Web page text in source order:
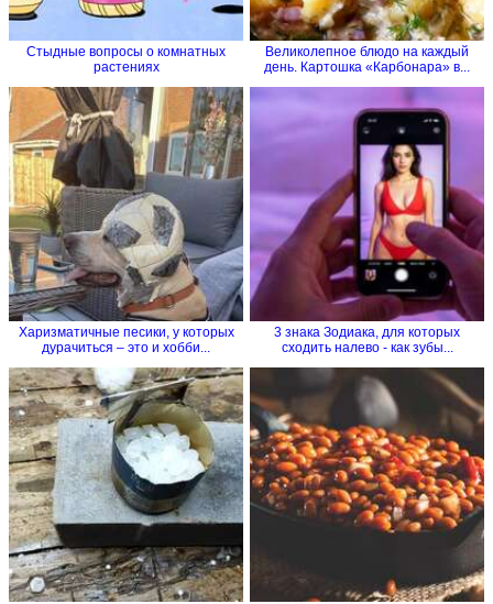
Стыдные вопросы о комнатных
растениях
Великолепное блюдо на каждый
день. Картошка «Карбонара» в...
Харизматичные песики, у которых
дурачиться – это и хобби...
3 знака Зодиака, для которых
сходить налево - как зубы...